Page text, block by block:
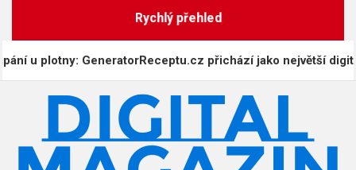
Rychlý přehled
plotny: GeneratorReceptu.cz přichází jako největší digitální